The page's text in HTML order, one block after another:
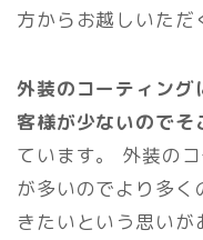
方からお越しいただ
外装のコーティング
客様が少ないのでそ
ています。 外装の
が多いのでより多く
きたいという思い